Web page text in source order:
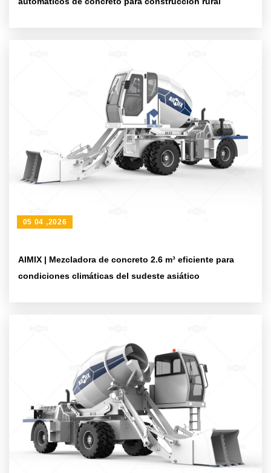
AIMIX | Mezcladora de concreto 2.6 m³ eficiente para
condiciones climáticas del sudeste asiático
05 04 ,2026